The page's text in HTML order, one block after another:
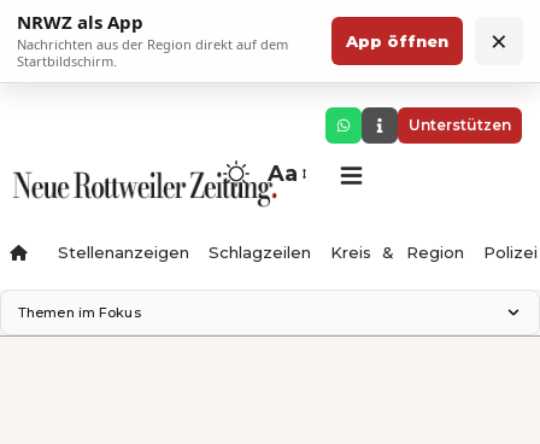
NRWZ als App
Nachrichten aus der Region direkt auf dem
Startbildschirm.
App öffnen ×
Unterstützen
Aa
Stellenanzeigen Schlagzeilen Kreis & Region Polizei
Themen im Fokus